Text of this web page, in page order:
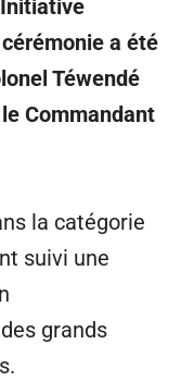
a été
Téwendé
Commandant
la catégorie
suivi une
grands